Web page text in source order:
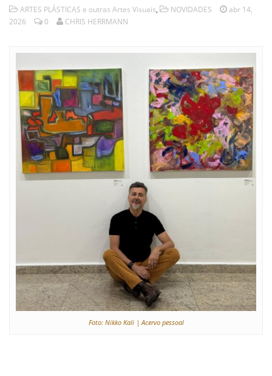
ARTES PLÁSTICAS e outras Artes Visuais, NOVIDADES
abr 14,
2026
0 CHRIS HERRMANN
Foto: Nikko Kali | Acervo pessoal